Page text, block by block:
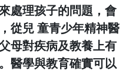
處理孩子的問題，會
從兒 童青少年精神醫
母對疾病及教養上有
醫學與教育確實可以